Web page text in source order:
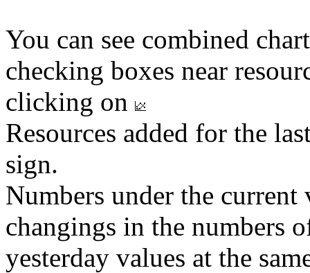
You can see combined
checking boxes near
clicking on
Resources added for the
sign.
Numbers under the
changings in the numbers
yesterday values at the